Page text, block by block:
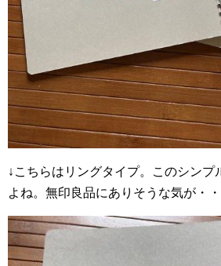
↓こちらはリングタイプ。このシンプ
よね。無印良品にありそうな気が・・